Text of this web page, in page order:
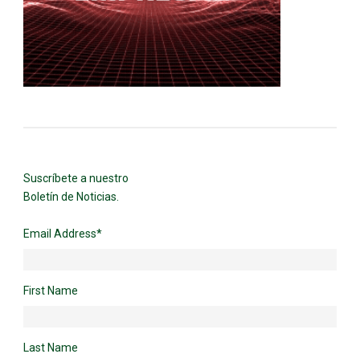
Suscríbete a nuestro
Boletín de Noticias.
Email Address*
First Name
Last Name